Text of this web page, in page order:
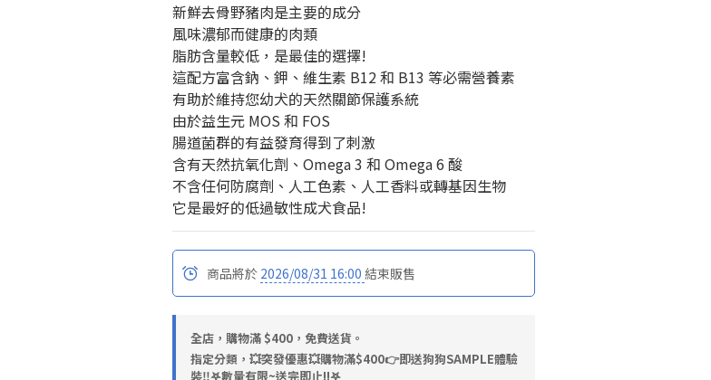
新鮮去骨野豬肉是主要的成分
風味濃郁而健康的肉類
脂肪含量較低，是最佳的選擇!
這配方富含鈉、鉀、維生素 B12 和 B13 等必需營養素
有助於維持您幼犬的天然關節保護系統
由於益生元 MOS 和 FOS
腸道菌群的有益發育得到了刺激
含有天然抗氧化劑、Omega 3 和 Omega 6 酸
不含任何防腐劑、人工色素、人工香料或轉基因生物
它是最好的低過敏性成犬食品!
商品將於 2026/08/31 16:00 結束販售
全店，購物滿 $400，免費送貨。
指定分類，💥突發優惠💥購物滿$400👉即送狗狗SAMPLE體驗
裝‼️𖤐數量有限~送完即止!!𖤐